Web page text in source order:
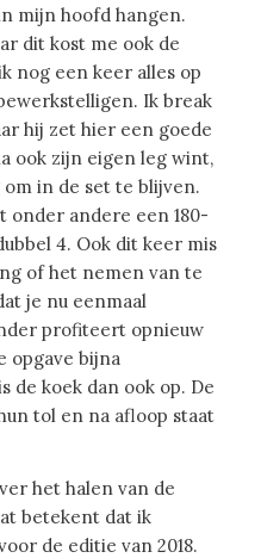
mijn hoofd hangen.
dit kost me ook de
nog een keer alles op
Ik break
hij zet hier een goede
ook zijn eigen leg wint,
in de set te blijven.
onder andere een 180-
4. Ook dit keer mis
of het nemen van te
je nu eenmaal
profiteert opnieuw
opgave bijna
de koek dan ook op. De
tol en na afloop staat
het halen van de
betekent dat ik
de editie van 2018.